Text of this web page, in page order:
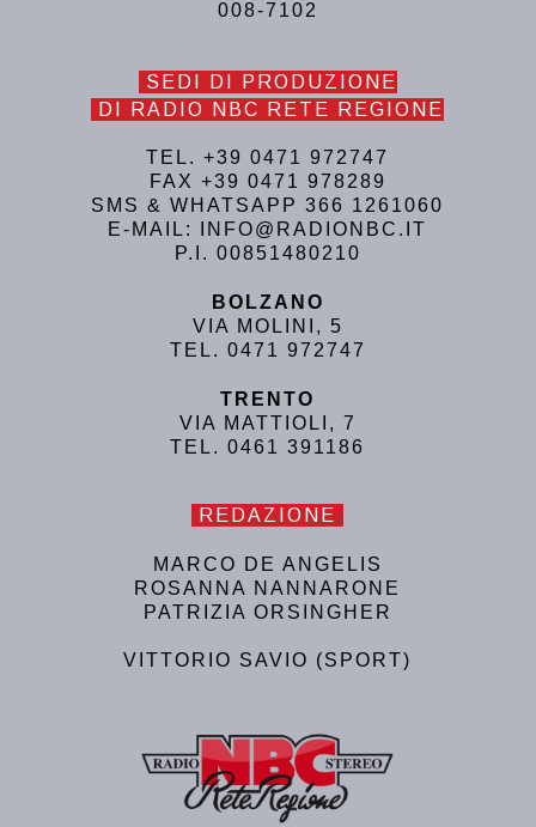
008-7102
SEDI DI PRODUZIONE
DI RADIO NBC RETE REGIONE
TEL. +39 0471 972747
FAX +39 0471 978289
SMS & WHATSAPP 366 1261060
E-MAIL: INFO@RADIONBC.IT
P.I. 00851480210
BOLZANO
VIA MOLINI, 5
TEL. 0471 972747
TRENTO
VIA MATTIOLI, 7
TEL. 0461 391186
REDAZIONE
MARCO DE ANGELIS
ROSANNA NANNARONE
PATRIZIA ORSINGHER
VITTORIO SAVIO (SPORT)